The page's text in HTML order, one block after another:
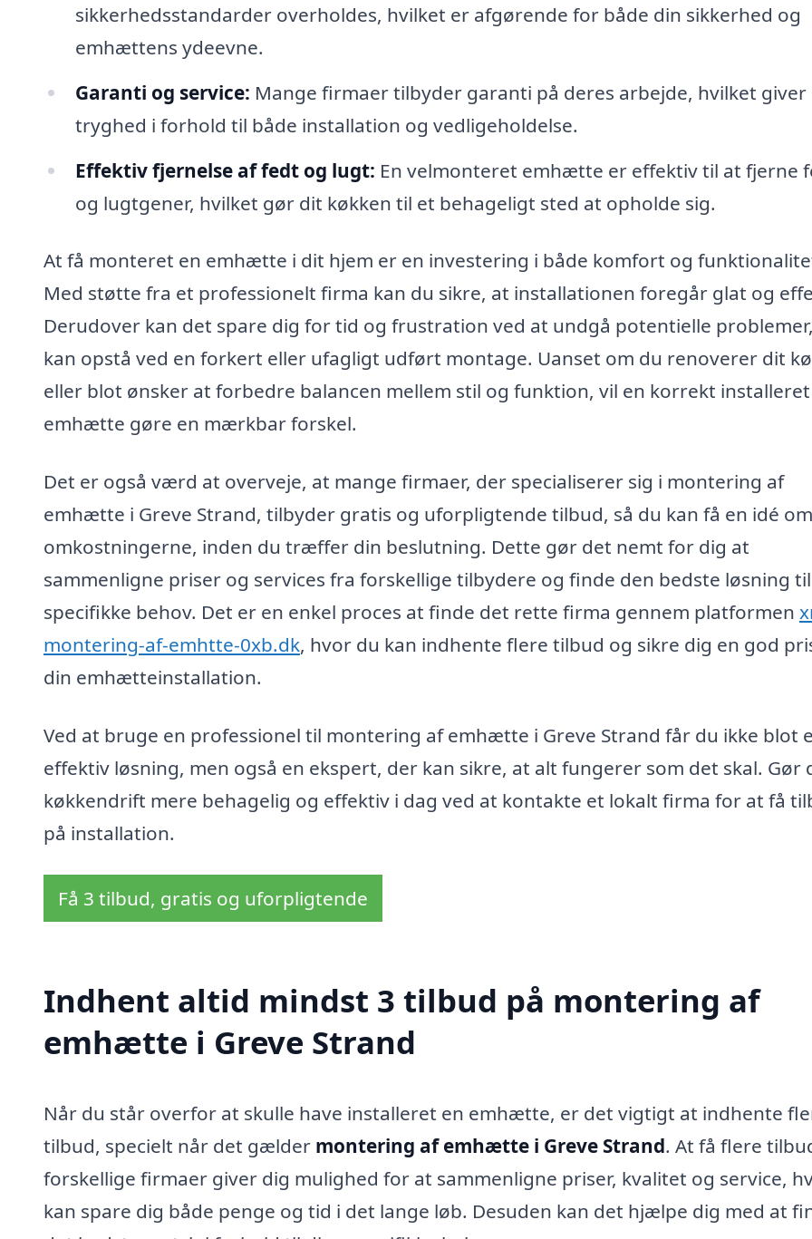
sikkerhedsstandarder overholdes, hvilket er afgørende for både din sikkerhed og
emhættens ydeevne.
Garanti og service: Mange firmaer tilbyder garanti på deres arbejde, hvilket giver
tryghed i forhold til både installation og vedligeholdelse.
Effektiv fjernelse af fedt og lugt: En velmonteret emhætte er effektiv til at fjerne
og lugtgener, hvilket gør dit køkken til et behageligt sted at opholde sig.
At få monteret en emhætte i dit hjem er en investering i både komfort og
Med støtte fra et professionelt firma kan du sikre, at installationen foregår glat og
Derudover kan det spare dig for tid og frustration ved at undgå potentielle
kan opstå ved en forkert eller ufagligt udført montage. Uanset om du renoverer dit
eller blot ønsker at forbedre balancen mellem stil og funktion, vil en korrekt installeret
emhætte gøre en mærkbar forskel.
Det er også værd at overveje, at mange firmaer, der specialiserer sig i montering af
emhætte i Greve Strand, tilbyder gratis og uforpligtende tilbud, så du kan få en idé om
omkostningerne, inden du træffer din beslutning. Dette gør det nemt for dig at
sammenligne priser og services fra forskellige tilbydere og finde den bedste løsning
specifikke behov. Det er en enkel proces at finde det rette firma gennem platformen
montering-af-emhtte-0xb.dk, hvor du kan indhente flere tilbud og sikre dig en god
din emhætteinstallation.
Ved at bruge en professionel til montering af emhætte i Greve Strand får du ikke blot
effektiv løsning, men også en ekspert, der kan sikre, at alt fungerer som det skal. Gør
køkkendrift mere behagelig og effektiv i dag ved at kontakte et lokalt firma for at få
på installation.
Få 3 tilbud, gratis og uforpligtende
Indhent altid mindst 3 tilbud på montering af
emhætte i Greve Strand
Når du står overfor at skulle have installeret en emhætte, er det vigtigt at indhente
tilbud, specielt når det gælder montering af emhætte i Greve Strand. At få flere
forskellige firmaer giver dig mulighed for at sammenligne priser, kvalitet og service,
kan spare dig både penge og tid i det lange løb. Desuden kan det hjælpe dig med at